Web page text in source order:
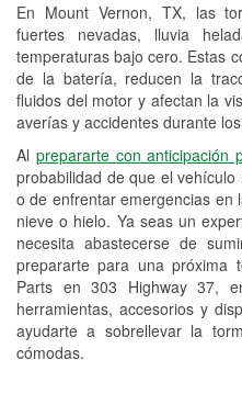
En Mount Vernon, TX, las
fuertes nevadas, lluvia
temperaturas bajo cero. Estas
de la batería, reducen la
fluidos del motor y afectan la
averías y accidentes durante
Al prepararte con anticipación
probabilidad de que el
o de enfrentar emergencias
nieve o hielo. Ya seas un
necesita abastecerse de
prepararte para una próxima
Parts en 303 Highway 37,
herramientas, accesorios y
ayudarte a sobrellevar la
cómodas.
Programa de
Herramientas
Rectificación
freno
Mangueras
Snowstorm
Tornado
Conoce más